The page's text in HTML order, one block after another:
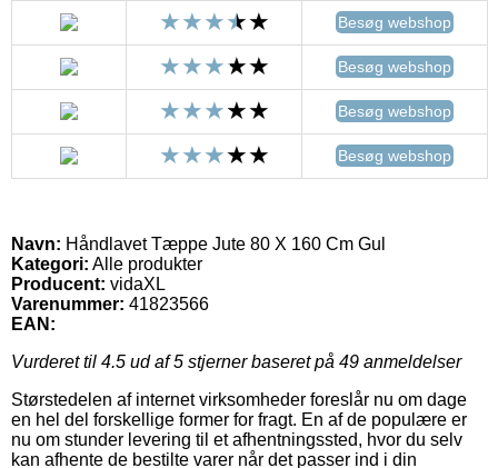
Besøg webshop
Besøg webshop
Besøg webshop
Besøg webshop
Navn: Håndlavet Tæppe Jute 80 X 160 Cm Gul
Kategori: Alle produkter
Producent: vidaXL
Varenummer: 41823566
EAN:
Vurderet til 4.5 ud af 5 stjerner baseret på 49 anmeldelser
Størstedelen af internet virksomheder foreslår nu om dage
en hel del forskellige former for fragt. En af de populære er
nu om stunder levering til et afhentningssted, hvor du selv
kan afhente de bestilte varer når det passer ind i din